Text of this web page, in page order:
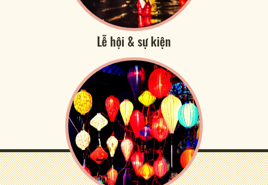
Lễ hội & sự kiện